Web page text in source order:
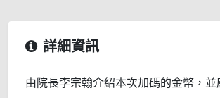
詳細資訊
由院長李宗翰介紹本次加碼的金幣，並